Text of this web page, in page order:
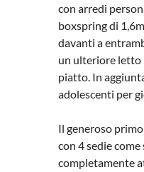
con arredi
boxspring di
davanti a
un ulteriore letto
piatto. In
adolescenti per
Il generoso
con 4 sedie
completamente